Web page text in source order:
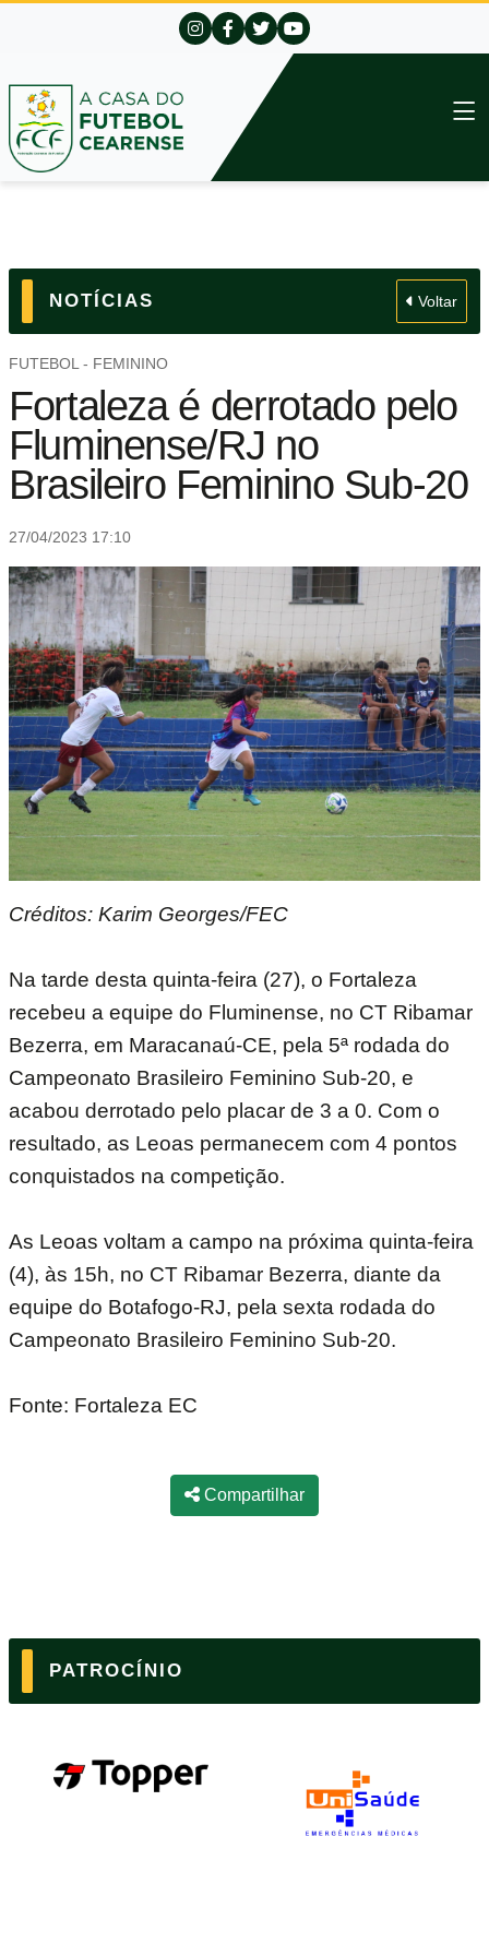
NOTÍCIAS Voltar
FUTEBOL - FEMININO
Fortaleza é derrotado pelo
Fluminense/RJ no
Brasileiro Feminino Sub-20
27/04/2023 17:10
Créditos: Karim Georges/FEC
Na tarde desta quinta-feira (27), o Fortaleza
recebeu a equipe do Fluminense, no CT Ribamar
Bezerra, em Maracanaú-CE, pela 5ª rodada do
Campeonato Brasileiro Feminino Sub-20, e
acabou derrotado pelo placar de 3 a 0. Com o
resultado, as Leoas permanecem com 4 pontos
conquistados na competição.
As Leoas voltam a campo na próxima quinta-feira
(4), às 15h, no CT Ribamar Bezerra, diante da
equipe do Botafogo-RJ, pela sexta rodada do
Campeonato Brasileiro Feminino Sub-20.
Fonte: Fortaleza EC
Compartilhar
PATROCÍNIO